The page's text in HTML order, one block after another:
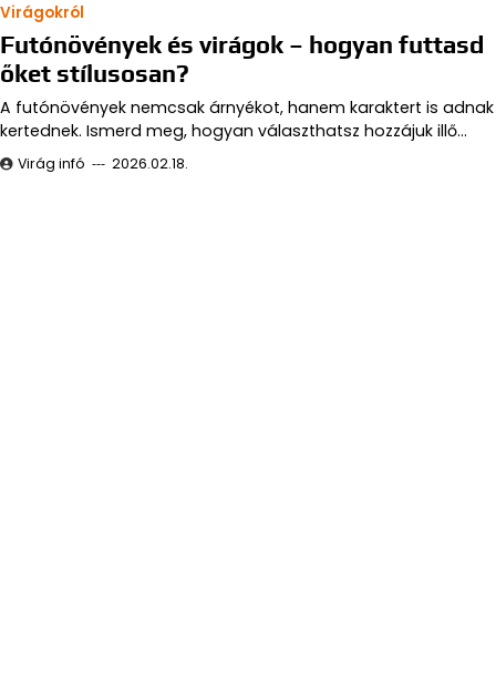
Virágokról
Futónövények és virágok – hogyan futtasd
őket stílusosan?
A futónövények nemcsak árnyékot, hanem karaktert is adnak
kertednek. Ismerd meg, hogyan választhatsz hozzájuk illő…
Virág infó 2026.02.18.